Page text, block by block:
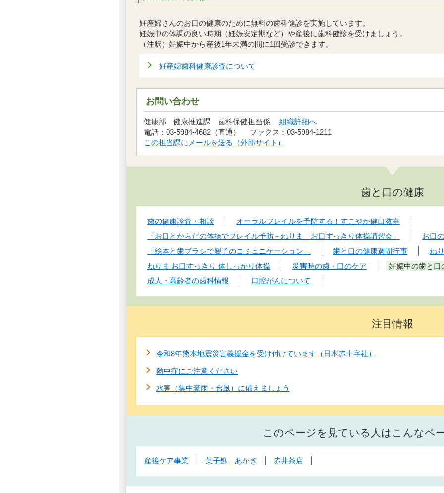
妊産婦さんのお口の健康のために無料の歯科健診を実施しています。
妊娠中の体調の良い時期（妊娠安定期など）や産後に歯科健診を受けましょう。
（注釈）妊娠中から産後1年未満の間に1回受診できます。
妊産婦歯科健康診査について
お問い合わせ
健康部 健康推進課 歯科保健担当係 組織詳細へ
電話：03-5984-4682（直通） ファクス：03-5984-1211
この担当課にメールを送る（外部サイト）
歯と口の健康
歯の健康診査・相談
オーラルフレイルを予防する！すこやか健口教室
「お口とからだの体操でフレイル予防～ねりま お口すっきり体操講習会」
お口
「絵本と歯ブラシで親子のコミュニケーション」
歯と口の健康週間行事
ね
ねりま お口すっきり 体しっかり体操
災害時の歯・口のケア
妊娠中の歯と口
成人・高齢者の歯科情報
口腔がんについて
注目情報
令和8年熊本地震災害義援金を受け付けています（日本赤十字社）
熱中症にご注意ください
水害（集中豪雨・台風）に備えましょう
このページを見ている人はこんなペ
産後ケア事業 菓子処 あかぎ 赤井茶店